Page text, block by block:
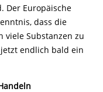
Der Europäische
dass die
viele Substanzen zu
endlich bald ein